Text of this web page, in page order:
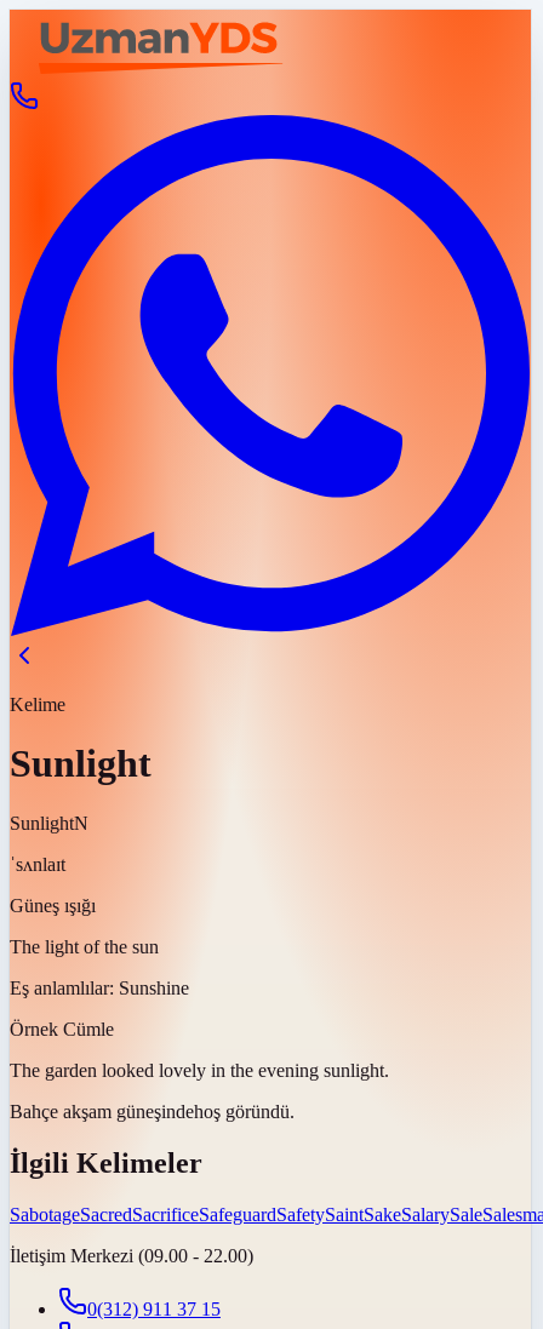
Kelime
Sunlight
SunlightN
ˈsʌnlaɪt
Güneş ışığı
The light of the sun
Eş anlamlılar: Sunshine
Örnek Cümle
The garden looked lovely in the evening sunlight.
Bahçe akşam güneşindehoş göründü.
İlgili Kelimeler
SabotageSacredSacrificeSafeguardSafetySaintSakeSalarySale
İletişim Merkezi (09.00 - 22.00)
0(312) 911 37 15